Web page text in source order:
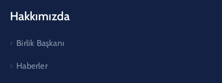
Hakkımızda
Birlik Başkanı
Haberler